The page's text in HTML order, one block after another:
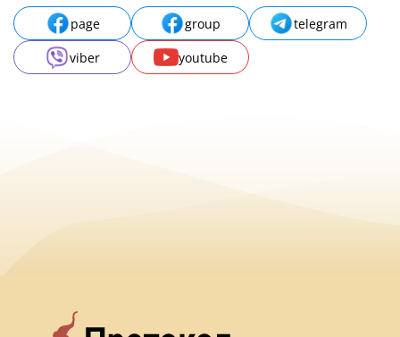
page group
telegram
viber
youtube